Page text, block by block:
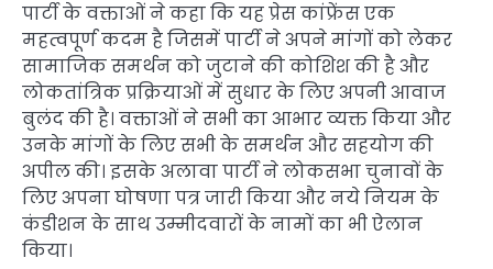
पार्टी के वक्ताओं ने कहा कि यह प्रेस कांफ्रेंस एक
महत्वपूर्ण कदम है जिसमें पार्टी ने अपने मांगों को लेकर
सामाजिक समर्थन को जुटाने की कोशिश की है और
लोकतांत्रिक प्रक्रियाओं में सुधार के लिए अपनी आवाज
बुलंद की है। वक्ताओं ने सभी का आभार व्यक्त किया और
उनके मांगों के लिए सभी के समर्थन और सहयोग की
अपील की। इसके अलावा पार्टी ने लोकसभा चुनावों के
लिए अपना घोषणा पत्र जारी किया और नये नियम के
कंडीशन के साथ उम्मीदवारों के नामों का भी ऐलान
किया।